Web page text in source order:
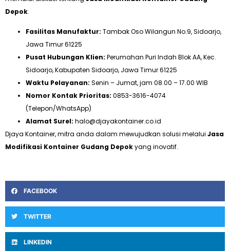
Depok.
Fasilitas Manufaktur: Tambak Oso Wilangun No.9, Sidoarjo,
Jawa Timur 61225
Pusat Hubungan Klien: Perumahan Puri Indah Blok AA, Kec.
Sidoarjo, Kabupaten Sidoarjo, Jawa Timur 61225
Waktu Pelayanan: Senin – Jumat, jam 08.00 – 17.00 WIB
Nomor Kontak Prioritas: 0853-3616-4074
(Telepon/WhatsApp)
Alamat Surel: halo@djayakontainer.co.id
Djaya Kontainer, mitra anda dalam mewujudkan solusi melalui Jasa
Modifikasi Kontainer Gudang Depokyang inovatif.
FACEBOOK
TWITTER
LINKEDIN